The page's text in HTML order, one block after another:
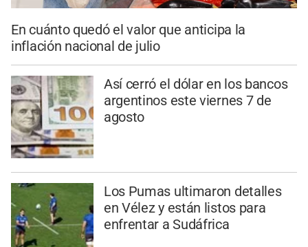
En cuánto quedó el valor que anticipa la
inflación nacional de julio
Así cerró el dólar en los bancos
argentinos este viernes 7 de
agosto
Los Pumas ultimaron detalles
en Vélez y están listos para
enfrentar a Sudáfrica